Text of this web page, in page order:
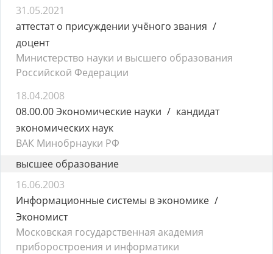
31.05.2021
аттестат о присуждении учёного звания
доцент
Министерство науки и высшего образования
Российской Федерации
18.04.2008
08.00.00 Экономические науки
кандидат
экономических наук
ВАК Минобрнауки РФ
высшее образование
16.06.2003
Информационные системы в экономике
Экономист
Московская государственная академия
приборостроения и информатики